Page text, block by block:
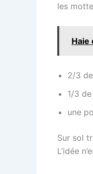
les
Haie
2/3
1/3
une
Sur sol
L’idée